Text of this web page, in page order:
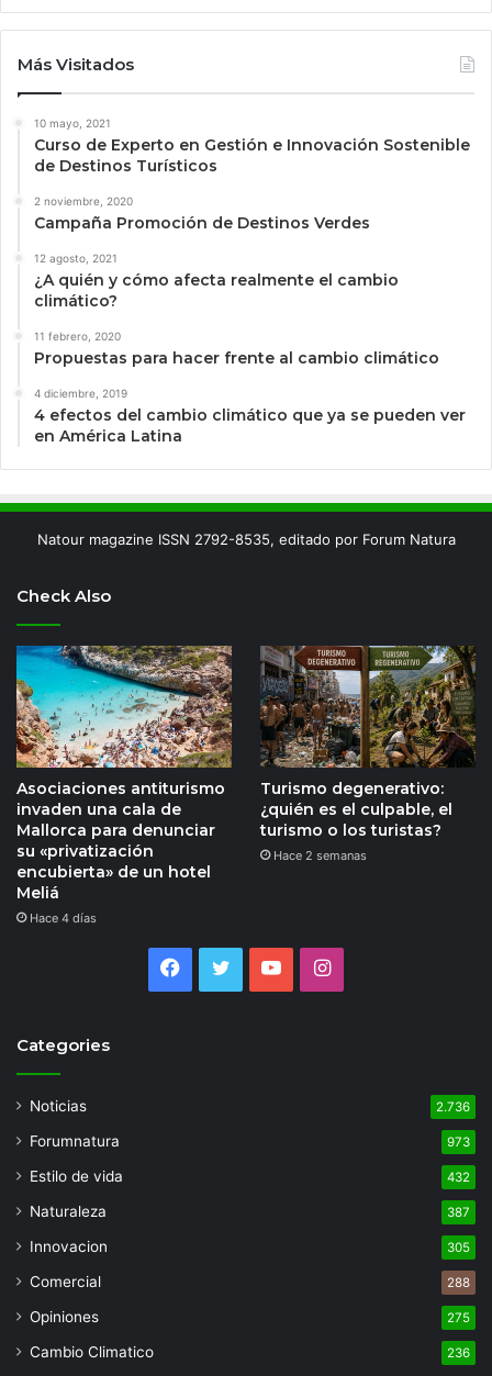
Más Visitados
10 mayo, 2021
Curso de Experto en Gestión e Innovación Sostenible
de Destinos Turísticos
2 noviembre, 2020
Campaña Promoción de Destinos Verdes
12 agosto, 2021
¿A quién y cómo afecta realmente el cambio
climático?
11 febrero, 2020
Propuestas para hacer frente al cambio climático
4 diciembre, 2019
4 efectos del cambio climático que ya se pueden ver
en América Latina
Natour magazine ISSN 2792-8535, editado por Forum Natura
Check Also
Asociaciones antiturismo
invaden una cala de
Mallorca para denunciar
su «privatización
encubierta» de un hotel
Meliá
Hace 4 días
Turismo degenerativo:
¿quién es el culpable, el
turismo o los turistas?
Hace 2 semanas
Facebook
TwitterYouTubeInstagram
Categories
Noticias 2.736
Forumnatura 973
Estilo de vida 432
Naturaleza 387
Innovacion 305
Comercial 288
Opiniones 275
Cambio Climatico 236